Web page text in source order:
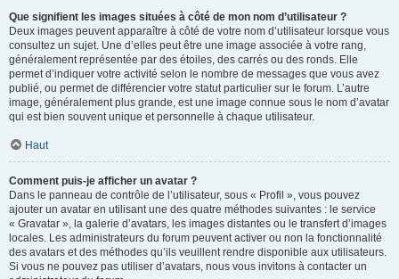
Que signifient les images situées à côté de mon nom d’utilisateur ?
Deux images peuvent apparaître à côté de votre nom d’utilisateur lorsque vous
consultez un sujet. Une d’elles peut être une image associée à votre rang,
généralement représentée par des étoiles, des carrés ou des ronds. Elle
permet d’indiquer votre activité selon le nombre de messages que vous avez
publié, ou permet de différencier votre statut particulier sur le forum. L’autre
image, généralement plus grande, est une image connue sous le nom d’avatar
qui est bien souvent unique et personnelle à chaque utilisateur.
Haut
Comment puis-je afficher un avatar ?
Dans le panneau de contrôle de l’utilisateur, sous « Profil », vous pouvez
ajouter un avatar en utilisant une des quatre méthodes suivantes : le service
« Gravatar », la galerie d’avatars, les images distantes ou le transfert d’images
locales. Les administrateurs du forum peuvent activer ou non la fonctionnalité
des avatars et des méthodes qu’ils veuillent rendre disponible aux utilisateurs.
Si vous ne pouvez pas utiliser d’avatars, nous vous invitons à contacter un